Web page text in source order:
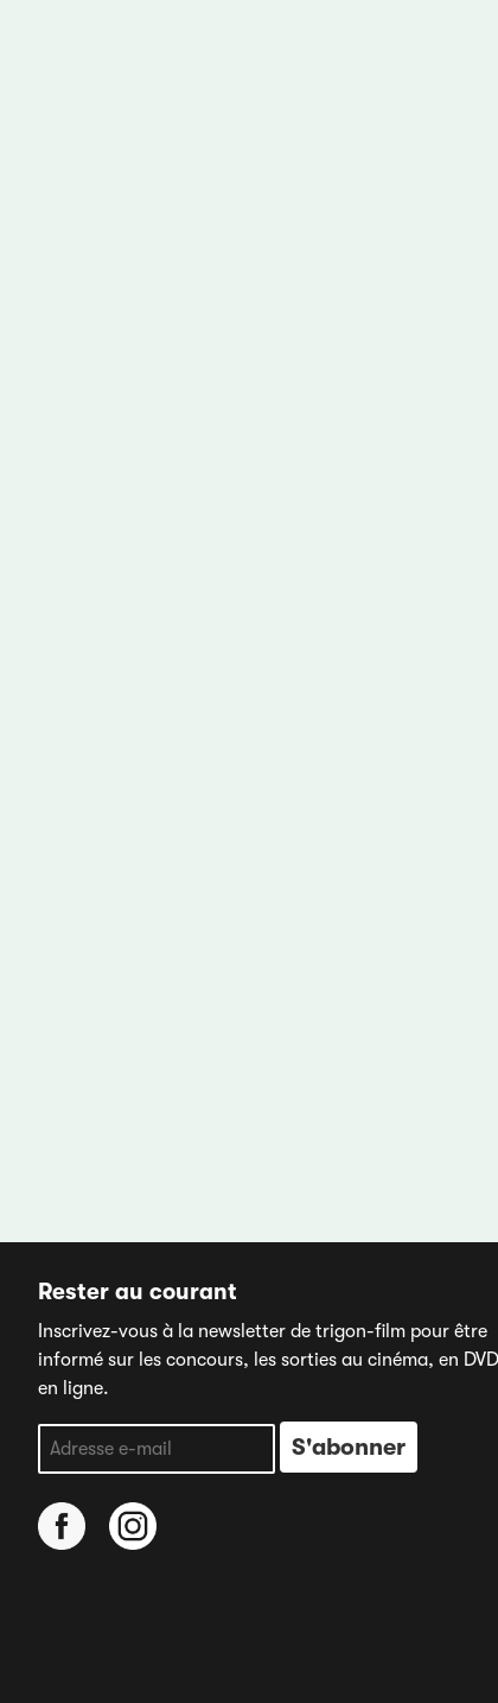
Rester au courant
Inscrivez-vous à la newsletter de trigon-film pour être
informé sur les concours, les sorties au cinéma, en
en ligne.